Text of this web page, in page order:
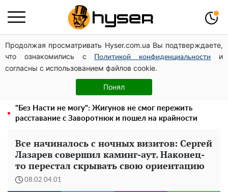
Продолжая просматривать Hyser.com.ua Вы подтверждаете,
что ознакомились с
Политикой конфиденциальности
и
согласны с использованием файлов cookie.
Понял
Дрони із націнкою: Олександр Конотопський вивів
мільйони оборонного бюджету через фіктивну фірму в
Естонії
Вчені розповіли, як інопланетяни спілкуються між
"Без Насти не могу": Жигунов не смог пережить
расставание с Заворотнюк и пошел на крайности
Все начиналось с ночных визитов: Сергей
Лазарев совершил каминг-аут. Наконец-
то перестал скрывать свою ориентацию
08:02 04.01